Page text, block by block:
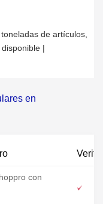
de artículos,
|
en
con